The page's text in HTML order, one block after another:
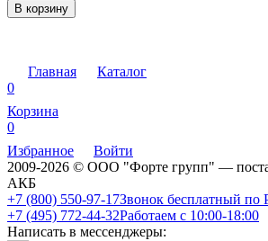
В корзину
Главная
Каталог
0
Корзина
0
Избранное
Войти
2009-2026 © ООО "Форте групп" —
АКБ
+7 (800) 550-97-17Звонок бесплатный по
+7 (495) 772-44-32Работаем с 10:00-18:00
Написать в мессенджеры: